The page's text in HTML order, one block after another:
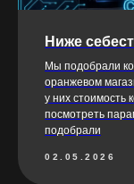
Ниже
Мы подобрали
оранжевом
у них стоимость
посмотреть
подобрали
02.05.2026